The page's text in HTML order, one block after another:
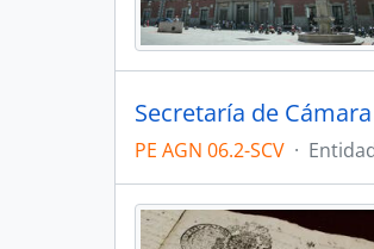
Secretaría de
PE AGN 06.2-SCV ·